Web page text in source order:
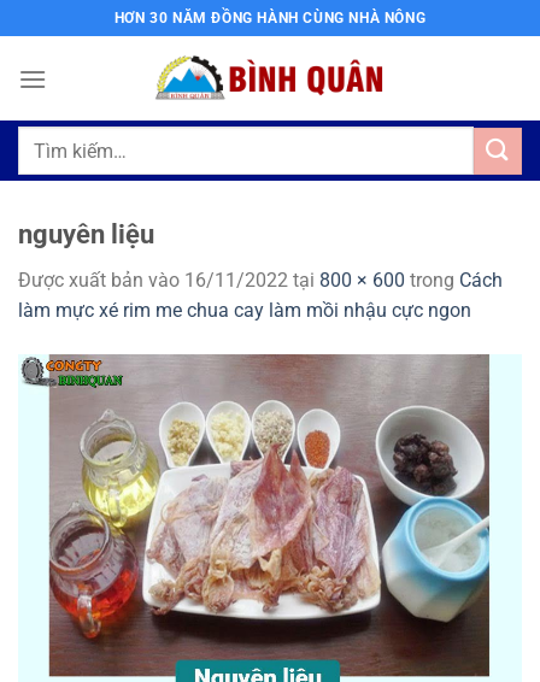
qua
nội
HƠN 30 NĂM ĐỒNG HÀNH CÙNG NHÀ NÔNG
Tìm
nguyên liệu
Được xuất bản vào 16/11/2022 tại 800 × 600 trong Cách
làm mực xé rim me chua cay làm mồi nhậu cực ngon